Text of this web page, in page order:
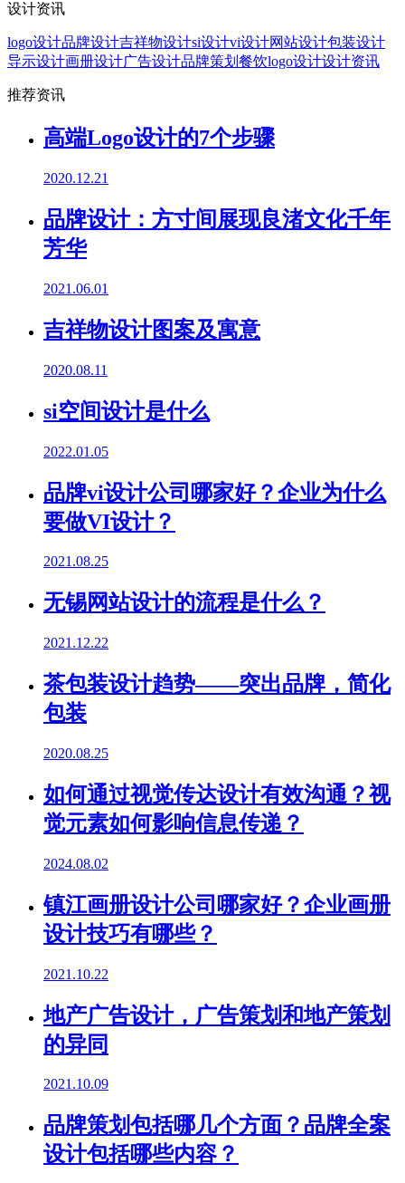
设计资讯
logo设计品牌设计吉祥物设计si设计vi设计网站设计包装设计
导示设计画册设计广告设计品牌策划 餐饮logo设计设计资讯
推荐资讯
高端Logo设计的7个步骤
2020.12.21
品牌设计：方寸间展现良渚文化千年
芳华
2021.06.01
吉祥物设计图案及寓意
2020.08.11
si空间设计是什么
2022.01.05
品牌vi设计公司哪家好？企业为什么
要做VI设计？
2021.08.25
无锡网站设计的流程是什么？
2021.12.22
茶包装设计趋势——突出品牌，简化
包装
2020.08.25
如何通过视觉传达设计有效沟通？视
觉元素如何影响信息传递？
2024.08.02
镇江画册设计公司哪家好？企业画册
设计技巧有哪些？
2021.10.22
地产广告设计，广告策划和地产策划
的异同
2021.10.09
品牌策划包括哪几个方面？品牌全案
设计包括哪些内容？